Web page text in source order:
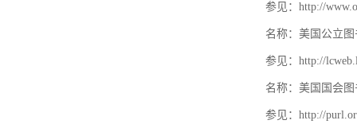
参见：http://
名称：美国公立
参见：http://
名称：美国国会
参见：http://